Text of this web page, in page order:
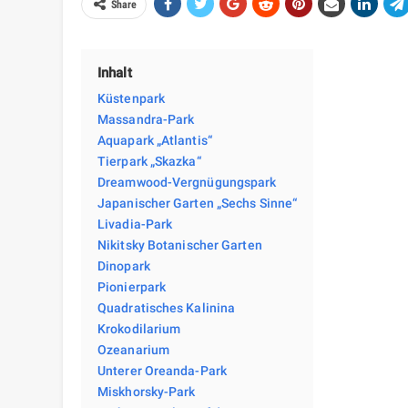
Share
Inhalt
Küstenpark
Massandra-Park
Aquapark „Atlantis“
Tierpark „Skazka“
Dreamwood-Vergnügungspark
Japanischer Garten „Sechs Sinne“
Livadia-Park
Nikitsky Botanischer Garten
Dinopark
Pionierpark
Quadratisches Kalinina
Krokodilarium
Ozeanarium
Unterer Oreanda-Park
Miskhorsky-Park